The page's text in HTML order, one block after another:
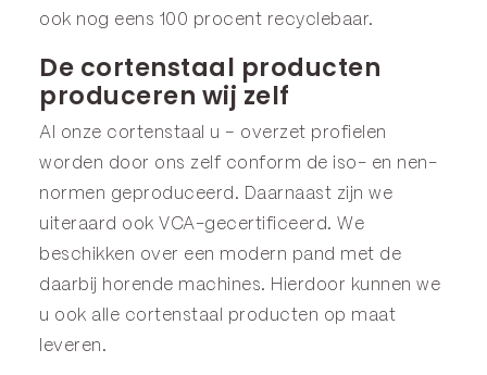
ook nog eens 100 procent recyclebaar.
De cortenstaal producten
produceren wij zelf
Al onze cortenstaal u – overzet profielen
worden door ons zelf conform de iso- en nen-
normen geproduceerd. Daarnaast zijn we
uiteraard ook VCA-gecertificeerd. We
beschikken over een modern pand met de
daarbij horende machines. Hierdoor kunnen we
u ook alle cortenstaal producten op maat
leveren.